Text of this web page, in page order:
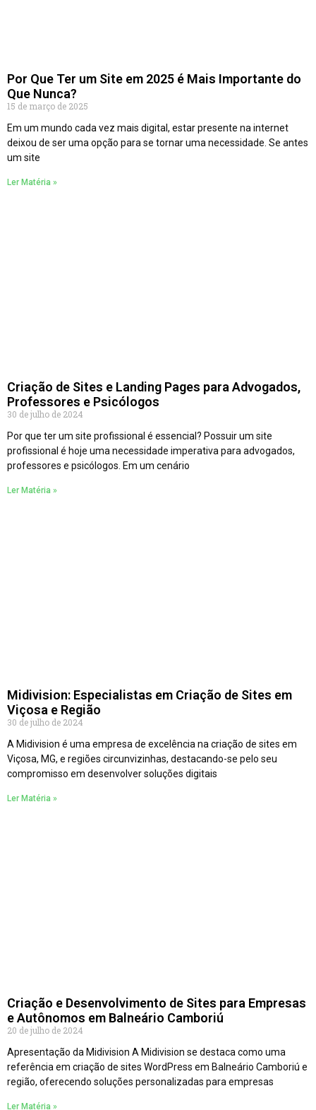
Por Que Ter um Site em 2025 é Mais Importante do
Que Nunca?
15 de março de 2025
Em um mundo cada vez mais digital, estar presente na internet
deixou de ser uma opção para se tornar uma necessidade. Se antes
um site
Ler Matéria »
Criação de Sites e Landing Pages para Advogados,
Professores e Psicólogos
30 de julho de 2024
Por que ter um site profissional é essencial? Possuir um site
profissional é hoje uma necessidade imperativa para advogados,
professores e psicólogos. Em um cenário
Ler Matéria »
Midivision: Especialistas em Criação de Sites em
Viçosa e Região
30 de julho de 2024
A Midivision é uma empresa de excelência na criação de sites em
Viçosa, MG, e regiões circunvizinhas, destacando-se pelo seu
compromisso em desenvolver soluções digitais
Ler Matéria »
Criação e Desenvolvimento de Sites para Empresas
e Autônomos em Balneário Camboriú
20 de julho de 2024
Apresentação da Midivision A Midivision se destaca como uma
referência em criação de sites WordPress em Balneário Camboriú e
região, oferecendo soluções personalizadas para empresas
Ler Matéria »